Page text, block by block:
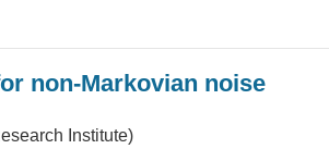
non-Markovian noise
Institute)